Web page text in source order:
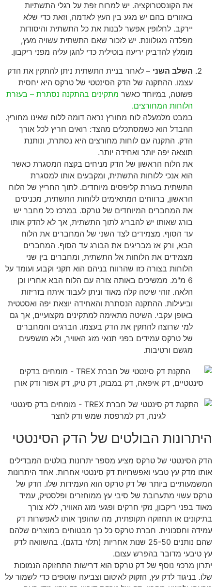
את הקונסטרוקציה. יש למרוח זפת על רגלי התשתיות
באזורים בהם יש מגע בין העץ לאדמה, וזאת כדי שלא
יירקב. לחלופין אפשר לבנות את כל התשתית והיסודות
מפלדה מגולוונת. יש לזכור שאם התשתית עשויה מעץ,
מומלץ להדביק יריעה בוטילית כדי להגן עליה מפני ריקבון.
השלב השני – לאחר בניית התשתית ניתן להתקין את הדק
עצמו. ההתקנה של הדק הסינטטי של טרקס היא יחסית
פשוטה, במיוחד כאשר מתקינים בהתקנה נסתרת – בעזרת
הלוחות המחורצים.
במבט מלמעלה לוח מחורץ נראה דומה ללוח שאינו מחורץ.
ההבדל הוא כשמסתכלים מהצד: רואים חריץ לכל אורך
הדק. התקנה עם לוחות מחורצים היא נסתרת, ונותנת
תוצאה יפה יותר ואחידה יותר.
את הלוח הראשון של הדק מניחים בקצה המסגרת כאשר
הוא אנכי ללוחות התשתית, ומקבעים אותו למסגרת
התשתית בעזרת קליפסים מיוחדים. לתוך החריץ של הלוח
הראשון, ברווחים המתאימים ללוחות התשתית, מכניסים
את המחברים המיוחדים של טרקס. במרכז כל מחבר יש
בורג שאותו יש להבריג לתוך התשתית, אך לא להדק אותו
עד הסוף. מצמידים לצד השני של המחברים את הלוח
הבא, ורק אז מבריגים את הבורג עד הסוף. המחברים
מצמידים את הלוחות אל התשתית, ומחברים בין שני
הלוחות בצורה כזו שהרווח בניהם הוא תקני וקבוע ועומד על
6 מ"מ. ממשיכים באותה צורה עם הלוח הבא אחריו וכן
הלאה. זוהי שיטה קלה מאוד וניתן לעבוד איתה בזריזות
וביעילות. ההתקנה הנסתרת והאחידה יוצאת יפה ואסטטית
באופן עקבי. השיטה מתאימה למתקינים מקצועיים, אך גם
למי שרוצה להתקין את הדק בעצמו. הברגים והמחברים
של טרקס עמידים בפני תנאי מזג האוויר, ולא מושפעים
מגשם ורטיבות.
היתרונות הבולטים של הדק הסינטטי
הדק הסינטטי של טרקס מציע מספר יתרונות בולטים המבדילים
אותו מדק עץ טבעי ואפשרויות דק סינטטי אחרות. אחד היתרונות
המשמעותיים ביותר של דק טרקס הוא העמידות שלו. הדק של
טרקס עשוי מתערובת של סיבי עץ ממוחזרים ופלסטיק, עמיד
מאוד בפני ריקבון, נזקי חרקים ופגעי מזג האוויר, ללא צורך
בתיקונים או תחזוקה תקופתית, מה שהופך אותו לאפשרות דק
עמידה וחסכונית. חברת טרקס כל כך מבטוחים במוצרים שלהם
שהם נותנים 25-50 שנות אחריות (תלוי בדגם). בהשוואה לדק
עץ טיבעי מדובר בהפרש עצום.
יתרון מרכזי נוסף של דק טרקס הוא דרישות התחזוקה הנמוכות
שלו. בניגוד לדק עץ, הזקוק לאיטום וצביעה שוטפים כדי לשמור על